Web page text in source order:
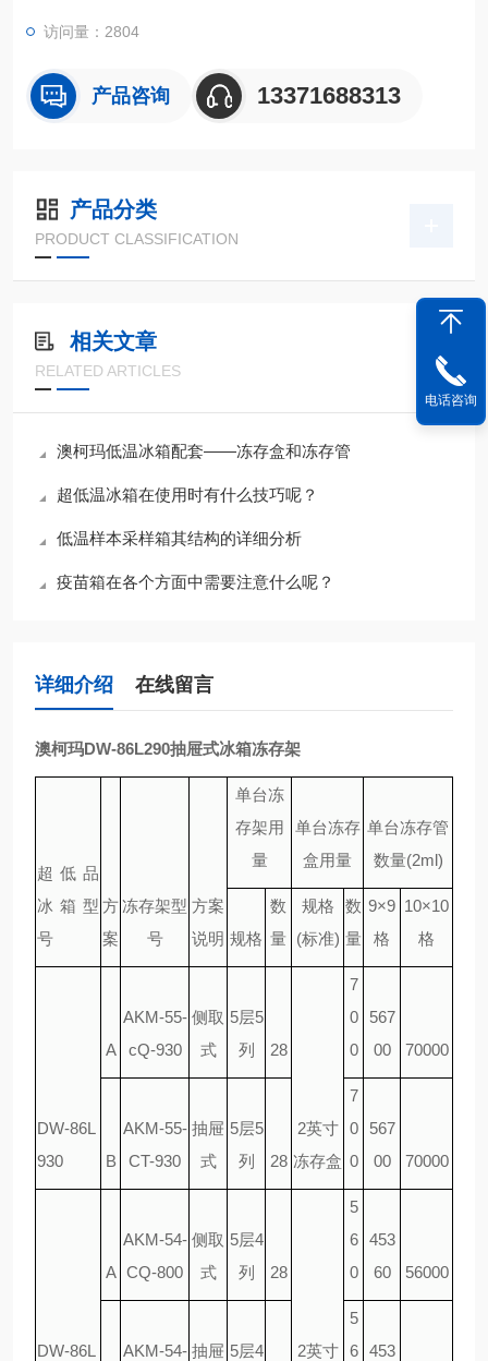
访问量：2804
产品咨询 13371688313
产品分类
PRODUCT CLASSIFICATION
相关文章
RELATED ARTICLES
澳柯玛低温冰箱配套——冻存盒和冻存管
超低温冰箱在使用时有什么技巧呢？
低温样本采样箱其结构的详细分析
疫苗箱在各个方面中需要注意什么呢？
详细介绍 在线留言
澳柯玛DW-86L290抽屉式冰箱冻存架
超低品
冰箱型
号
方
案
冻存架型
号
方案
说明
单台冻
存架用
量
单台冻存
盒用量
单台冻存管
数量(2ml)
规格
数
量
规格
(标准)
数
量
9×9
格
10×10
格
DW-86L
930
A
AKM-55-
cQ-930
侧取
式
5层5
列
28
2英寸
冻存盒
7
0
0
567
00
70000
B
AKM-55-
CT-930
抽屉
式
5层5
列
28
7
0
0
567
00
70000
DW-86L
A
AKM-54-
CQ-800
侧取
式
5层4
列
28
2英寸
5
6
0
453
60
56000
AKM-54- 抽屉 5层4
5
6
453
电话咨询